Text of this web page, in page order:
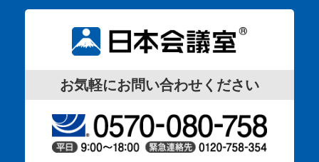
お気軽にお問い合わせください